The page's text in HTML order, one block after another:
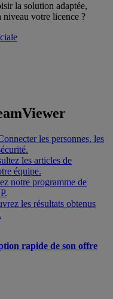
la solution adaptée,
niveau votre licence ?
les personnes, les
les articles de
équipe.
notre programme de
les résultats obtenus
rapide de son offre